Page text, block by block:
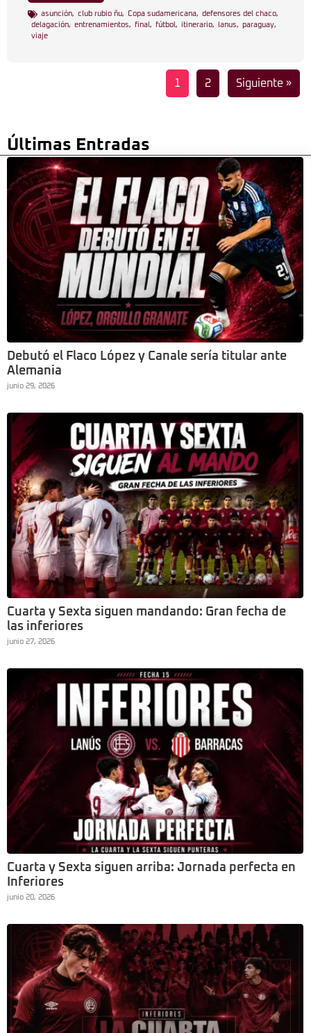
asunción, club rubio ñu, Copa sudamericana, defensores del chaco,
delagación, entrenamientos, final , fútbol , itinerario, lanus, paraguay,
viaje
1 2 Siguiente »
Últimas Entradas
Debutó el Flaco López y Canale sería titular ante
Alemania
junio 29, 2026
Cuarta y Sexta siguen mandando: Gran fecha de
las inferiores
junio 27, 2026
Cuarta y Sexta siguen arriba: Jornada perfecta en
Inferiores
junio 20, 2026